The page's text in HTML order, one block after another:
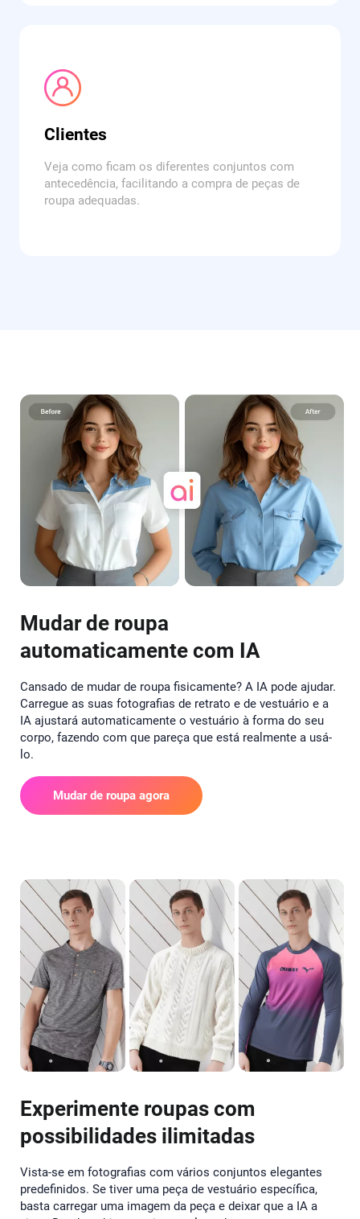
Clientes
Veja como ficam os diferentes conjuntos com
antecedência, facilitando a compra de peças de
roupa adequadas.
Mudar de roupa
automaticamente com IA
Cansado de mudar de roupa fisicamente? A IA pode ajudar.
Carregue as suas fotografias de retrato e de vestuário e a
IA ajustará automaticamente o vestuário à forma do seu
corpo, fazendo com que pareça que está realmente a usá-
lo.
Mudar de roupa agora
Experimente roupas com
possibilidades ilimitadas
Vista-se em fotografias com vários conjuntos elegantes
predefinidos. Se tiver uma peça de vestuário específica,
basta carregar uma imagem da peça e deixar que a IA a